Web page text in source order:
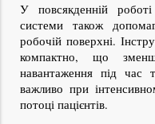
У повсякденній роботі
системи також
робочій поверхні.
компактно, що
навантаження під час
важливо при
потоці пацієнтів.